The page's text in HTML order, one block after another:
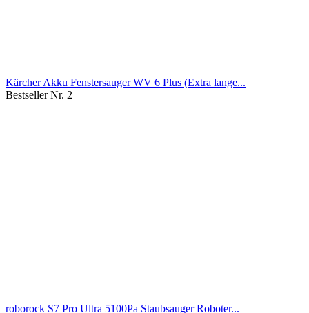
Kärcher Akku Fenstersauger WV 6 Plus (Extra lange...
Bestseller Nr. 2
roborock S7 Pro Ultra 5100Pa Staubsauger Roboter...